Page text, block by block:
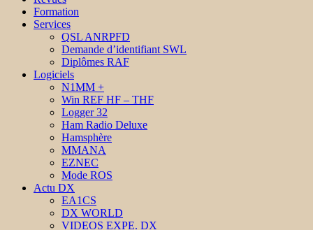
Formation
Services
QSL ANRPFD
Demande d’identifiant SWL
Diplômes RAF
Logiciels
N1MM +
Win REF HF – THF
Logger 32
Ham Radio Deluxe
Hamsphère
MMANA
EZNEC
Mode ROS
Actu DX
EA1CS
DX WORLD
VIDEOS EXPE. DX